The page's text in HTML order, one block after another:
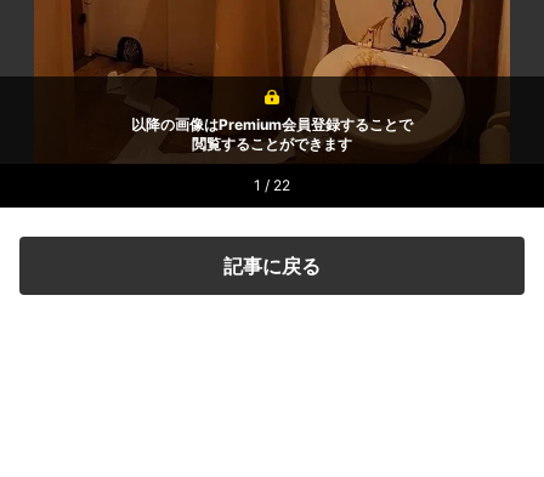
以降の画像はPremium会員登録することで
閲覧することができます
1 / 22
記事に戻る